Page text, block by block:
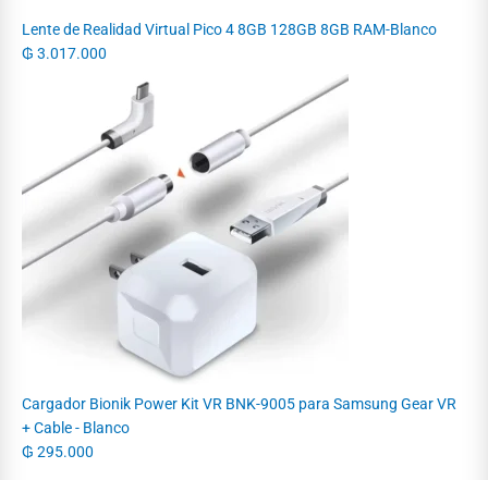
Lente de Realidad Virtual Pico 4 8GB 128GB 8GB RAM-Blanco
₲ 3.017.000
Cargador Bionik Power Kit VR BNK-9005 para Samsung Gear VR
+ Cable - Blanco
₲ 295.000